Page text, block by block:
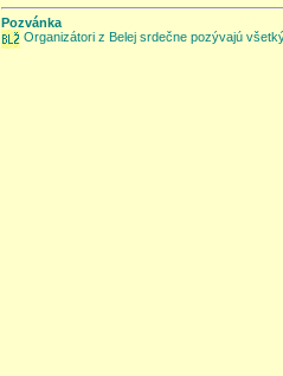
Pozvánka
Organizátori z Belej srdečne pozývajú